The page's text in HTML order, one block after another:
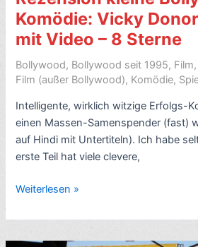
–
Sterne
Komödie: Vicky
mit Video – 8 Sterne
Bollywood, Bollywood seit 1995, Film,
Film (außer Bollywood), Komödie,
Intelligente, wirklich witzige Erfolgs-
einen Massen-Samenspender (fast)
auf Hindi mit Untertiteln). Ich habe
erste Teil hat viele clevere,
Rezension
Bollywood-
Komödie:
Weiterlesen »